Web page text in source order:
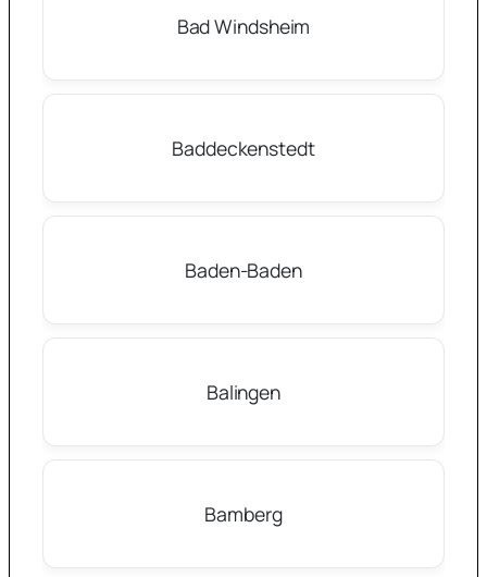
Bad Windsheim
Baddeckenstedt
Baden-Baden
Balingen
Bamberg